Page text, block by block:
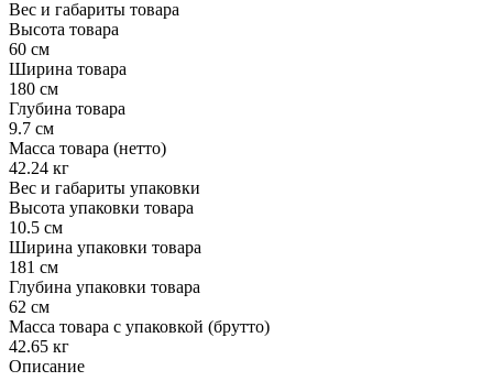
Вес и габариты товара
Высота товара
60 см
Ширина товара
180 см
Глубина товара
9.7 см
Масса товара (нетто)
42.24 кг
Вес и габариты упаковки
Высота упаковки товара
10.5 см
Ширина упаковки товара
181 см
Глубина упаковки товара
62 см
Масса товара с упаковкой (брутто)
42.65 кг
Описание